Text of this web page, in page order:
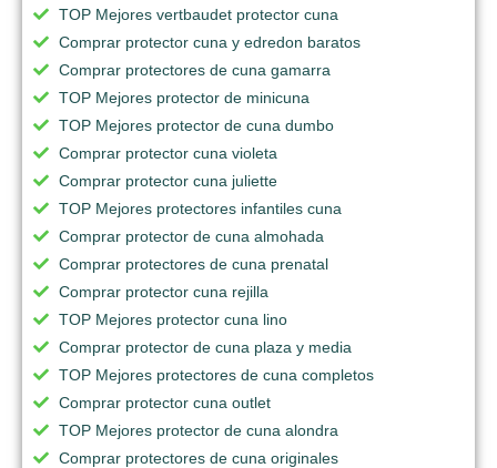
TOP Mejores vertbaudet protector cuna
Comprar protector cuna y edredon baratos
Comprar protectores de cuna gamarra
TOP Mejores protector de minicuna
TOP Mejores protector de cuna dumbo
Comprar protector cuna violeta
Comprar protector cuna juliette
TOP Mejores protectores infantiles cuna
Comprar protector de cuna almohada
Comprar protectores de cuna prenatal
Comprar protector cuna rejilla
TOP Mejores protector cuna lino
Comprar protector de cuna plaza y media
TOP Mejores protectores de cuna completos
Comprar protector cuna outlet
TOP Mejores protector de cuna alondra
Comprar protectores de cuna originales